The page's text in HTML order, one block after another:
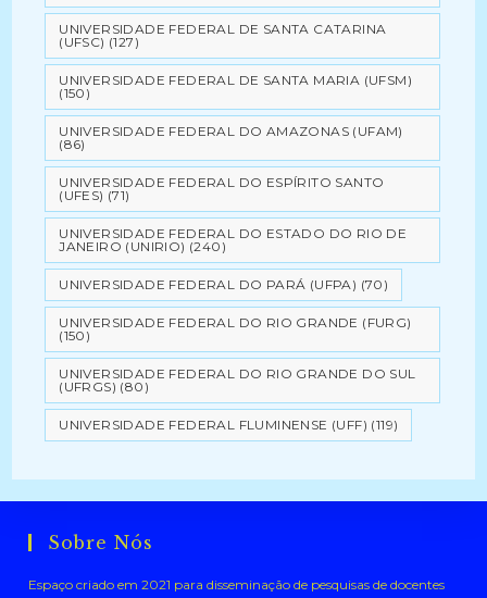
UNIVERSIDADE FEDERAL DE SANTA CATARINA
(UFSC) (127)
UNIVERSIDADE FEDERAL DE SANTA MARIA (UFSM)
(150)
UNIVERSIDADE FEDERAL DO AMAZONAS (UFAM)
(86)
UNIVERSIDADE FEDERAL DO ESPÍRITO SANTO
(UFES) (71)
UNIVERSIDADE FEDERAL DO ESTADO DO RIO DE
JANEIRO (UNIRIO) (240)
UNIVERSIDADE FEDERAL DO PARÁ (UFPA) (70)
UNIVERSIDADE FEDERAL DO RIO GRANDE (FURG)
(150)
UNIVERSIDADE FEDERAL DO RIO GRANDE DO SUL
(UFRGS) (80)
UNIVERSIDADE FEDERAL FLUMINENSE (UFF) (119)
Sobre Nós
Espaço criado em 2021 para disseminação de pesquisas de docentes